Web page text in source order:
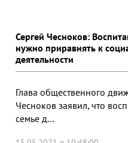
Сергей Чесноков:
нужно приравнять к
деятельности
Глава общественного
Чесноков заявил, что
семье д...